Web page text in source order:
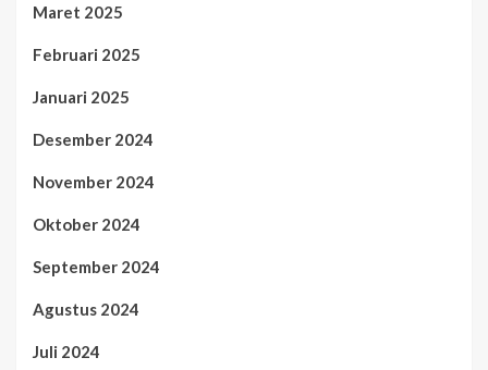
Maret 2025
Februari 2025
Januari 2025
Desember 2024
November 2024
Oktober 2024
September 2024
Agustus 2024
Juli 2024